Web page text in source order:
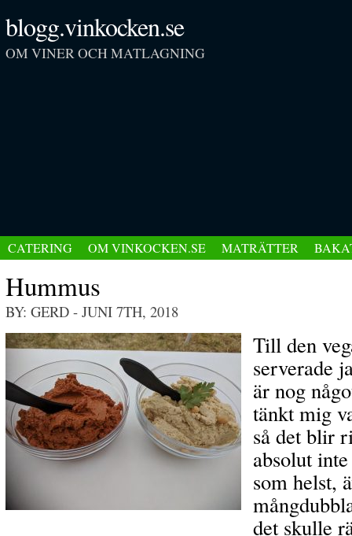
blogg.vinkocken.se
OM VINER OCH MATLAGNING
CATERING OM VINKOCKEN.SE MATRÄTTER
Hummus
BY: GERD - JUNI 7TH, 2018
Till den
serverade
är nog
tänkt mig
så det blir
absolut
som helst,
det skulle